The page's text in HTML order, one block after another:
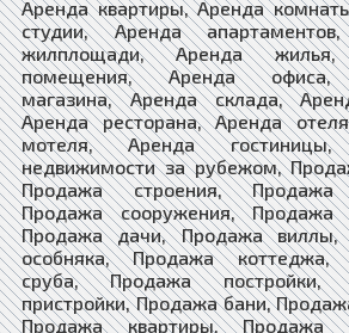
Аренда квартиры, Аренда
студии, Аренда
жилплощади, Аренда жилья,
помещения, Аренда офиса,
магазина, Аренда склада,
Аренда ресторана, Аренда
мотеля, Аренда гостиницы,
недвижимости за рубежом,
Продажа строения, Продажа
Продажа сооружения, Продажа
Продажа дачи, Продажа виллы,
особняка, Продажа коттеджа,
сруба, Продажа постройки,
пристройки, Продажа бани,
Продажа квартиры, Продажа